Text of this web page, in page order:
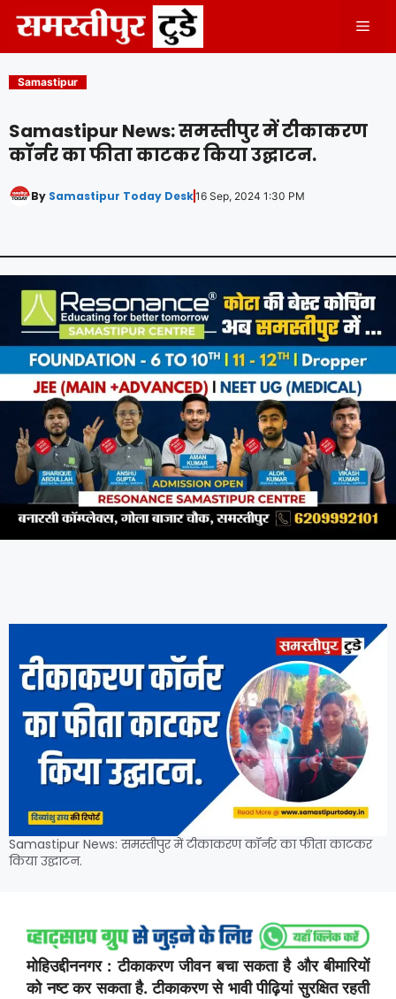
content
Samastipur
Samastipur News: समस्तीपुर में टीकाकरण
कॉर्नर का फीता काटकर किया उद्घाटन.
By Samastipur Today Desk16 Sep, 2024 1:30 PM
Samastipur News: समस्तीपुर में टीकाकरण कॉर्नर का फीता काटकर
किया उद्घाटन.
मोहिउद्दीननगर : टीकाकरण जीवन बचा सकता है और बीमारियों
को नष्ट कर सकता है. टीकाकरण से भावी पीढ़ियां सुरक्षित रहती